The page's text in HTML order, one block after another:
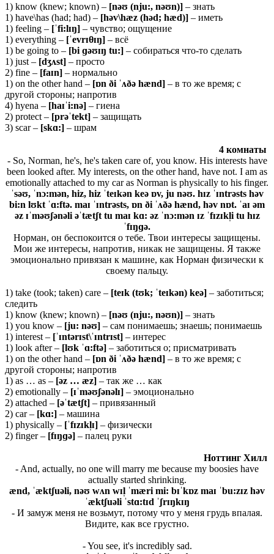
1) know (knew; known) – [nəʊ (nju:, nəʊn)] – знать
1) have\has (had; had) – [həv\hæz (həd; hæd)] – иметь
1) feeling – [ˈfi:lɪŋ] – чувство; ощущение
1) everything – [ˈevrɪθɪŋ] – всё
1) be going to – [bi ɡəʊɪŋ tu:] – собираться что-то сделать
1) just – [dʒʌst] – просто
2) fine – [faɪn] – нормально
1) on the other hand – [ɒn ði ˈʌðə hænd] – в то же время; с
другой стороны; напротив
4) hyena – [haɪˈi:nə] – гиена
2) protect – [prəˈtekt] – защищать
3) scar – [skɑ:] – шрам
4 комнаты
- So, Norman, he's, he's taken care of, you know. His interests have
been looked after. My interests, on the other hand, have not. I am as
emotionally attached to my car as Norman is physically to his finger.
ˈsəʊ, ˈnɔ:mən, hiz, hiz ˈteɪkən keə ɒv, ju nəʊ. hɪz ˈɪntrəsts həv
bi:n lʊkt ˈɑ:ftə. maɪ ˈɪntrəsts, ɒn ði ˈʌðə hænd, həv nɒt. ˈaɪ əm
əz ɪˈməʊʃənəli əˈtætʃt tu maɪ kɑ: əz ˈnɔ:mən ɪz ˈfɪzɪkl̩i tu hɪz
ˈfɪŋɡə.
Норман, он беспокоится о тебе. Твои интересы защищены.
Мои же интересы, напротив, никак не защищены. Я также
эмоционально привязан к машине, как Норман физически к
своему пальцу.
1) take (took; taken) care – [teɪk (tʊk; ˈteɪkən) keə] – заботиться;
следить
1) know (knew; known) – [nəʊ (nju:, nəʊn)] – знать
1) you know – [ju: nəʊ] – сам понимаешь; знаешь; понимаешь
1) interest – [ˈɪntərɪst\ˈɪntrɪst] – интерес
1) look after – [lʊk ˈɑ:ftə] – заботиться о; присматривать
1) on the other hand – [ɒn ði ˈʌðə hænd] – в то же время; с
другой стороны; напротив
1) as … as – [əz … æz] – так же … как
2) emotionally – [ɪˈməʊʃənəlɪ] – эмоционально
2) attached – [əˈtætʃt] – привязанный
2) car – [kɑ:] – машина
1) physically – [ˈfɪzɪkl̩ɪ] – физически
2) finger – [fɪŋɡə] – палец руки
Ноттинг Хилл
- And, actually, no one will marry me because my boosies have
actually started shrinking.
ænd, ˈæktʃuəli, nəʊ wʌn wɪl̩ ˈmæri mi: bɪˈkɒz maɪ ˈbu:zɪz həv
ˈæktʃuəli ˈstɑ:tɪd ˈʃrɪŋkɪŋ
- И замуж меня не возьмут, потому что у меня грудь впалая.
Видите, как все грустно.
- You see, it's incredibly sad.